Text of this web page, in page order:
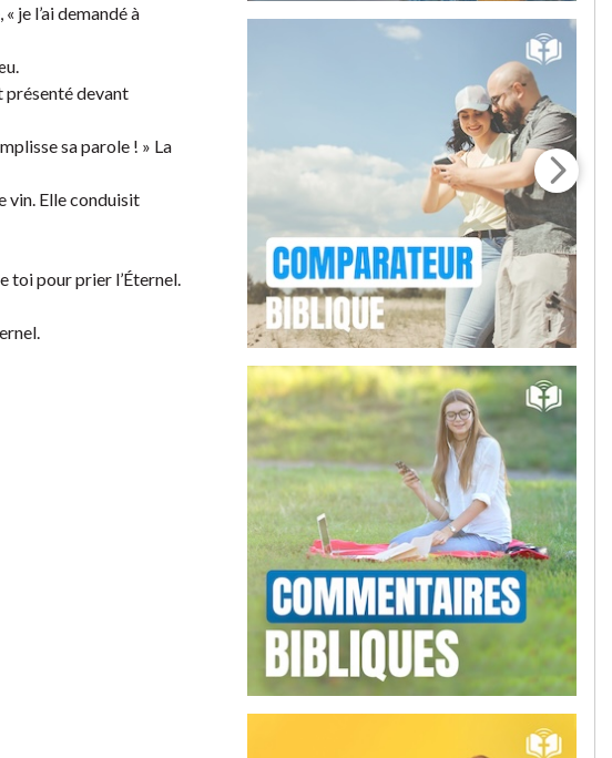
je l’ai demandé à
présenté devant
sa parole ! » La
vin. Elle conduisit
toi pour prier l’Éternel.